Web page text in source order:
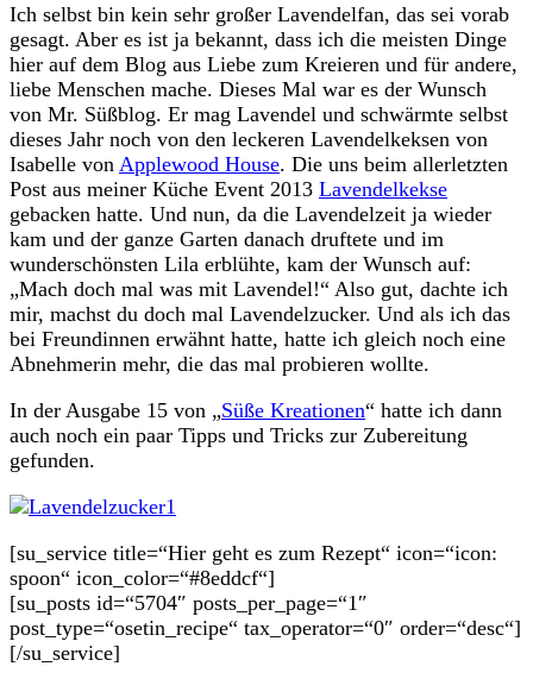
Ich selbst bin kein sehr großer Lavendelfan, das sei vorab
gesagt. Aber es ist ja bekannt, dass ich die meisten Dinge
hier auf dem Blog aus Liebe zum Kreieren und für andere,
liebe Menschen mache. Dieses Mal war es der Wunsch
von Mr. Süßblog. Er mag Lavendel und schwärmte selbst
dieses Jahr noch von den leckeren Lavendelkeksen von
Isabelle von Applewood House. Die uns beim allerletzten
Post aus meiner Küche Event 2013 Lavendelkekse
gebacken hatte. Und nun, da die Lavendelzeit ja wieder
kam und der ganze Garten danach druftete und im
wunderschönsten Lila erblühte, kam der Wunsch auf:
„Mach doch mal was mit Lavendel!“ Also gut, dachte ich
mir, machst du doch mal Lavendelzucker. Und als ich das
bei Freundinnen erwähnt hatte, hatte ich gleich noch eine
Abnehmerin mehr, die das mal probieren wollte.
In der Ausgabe 15 von „Süße Kreationen“ hatte ich dann
auch noch ein paar Tipps und Tricks zur Zubereitung
gefunden.
[su_service title=“Hier geht es zum Rezept“ icon=“icon:
spoon“ icon_color=“#8eddcf“]
[su_posts id=“5704″ posts_per_page=“1″
post_type=“osetin_recipe“ tax_operator=“0″ order=“desc“]
[/su_service]